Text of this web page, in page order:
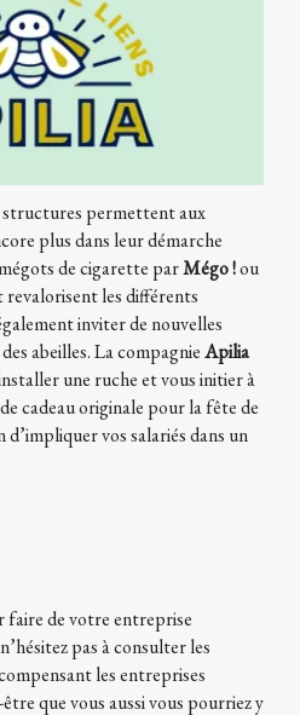
permettent aux
plus dans leur démarche
de cigarette parMégo !ou
les différents
inviter de nouvelles
abeilles. La compagnieApilia
une ruche et vous initier à
cadeau originale pour la fête de
d’impliquer vos salariés dans un
faire de votre entreprise
pas à consulter les
les entreprises
que vous aussi vous pourriez y